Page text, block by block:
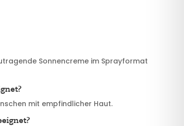
Sonnencreme im Sprayformat
mit empfindlicher Haut.